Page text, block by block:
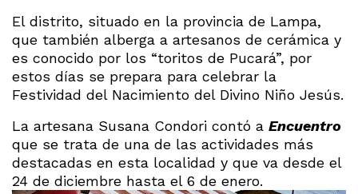
El distrito, situado en la provincia de Lampa,
que también alberga a artesanos de cerámica y
es conocido por los “toritos de Pucará”, por
estos días se prepara para celebrar la
Festividad del Nacimiento del Divino Niño Jesús.
La artesana Susana Condori contó a Encuentro
que se trata de una de las actividades más
destacadas en esta localidad y que va desde el
24 de diciembre hasta el 6 de enero.